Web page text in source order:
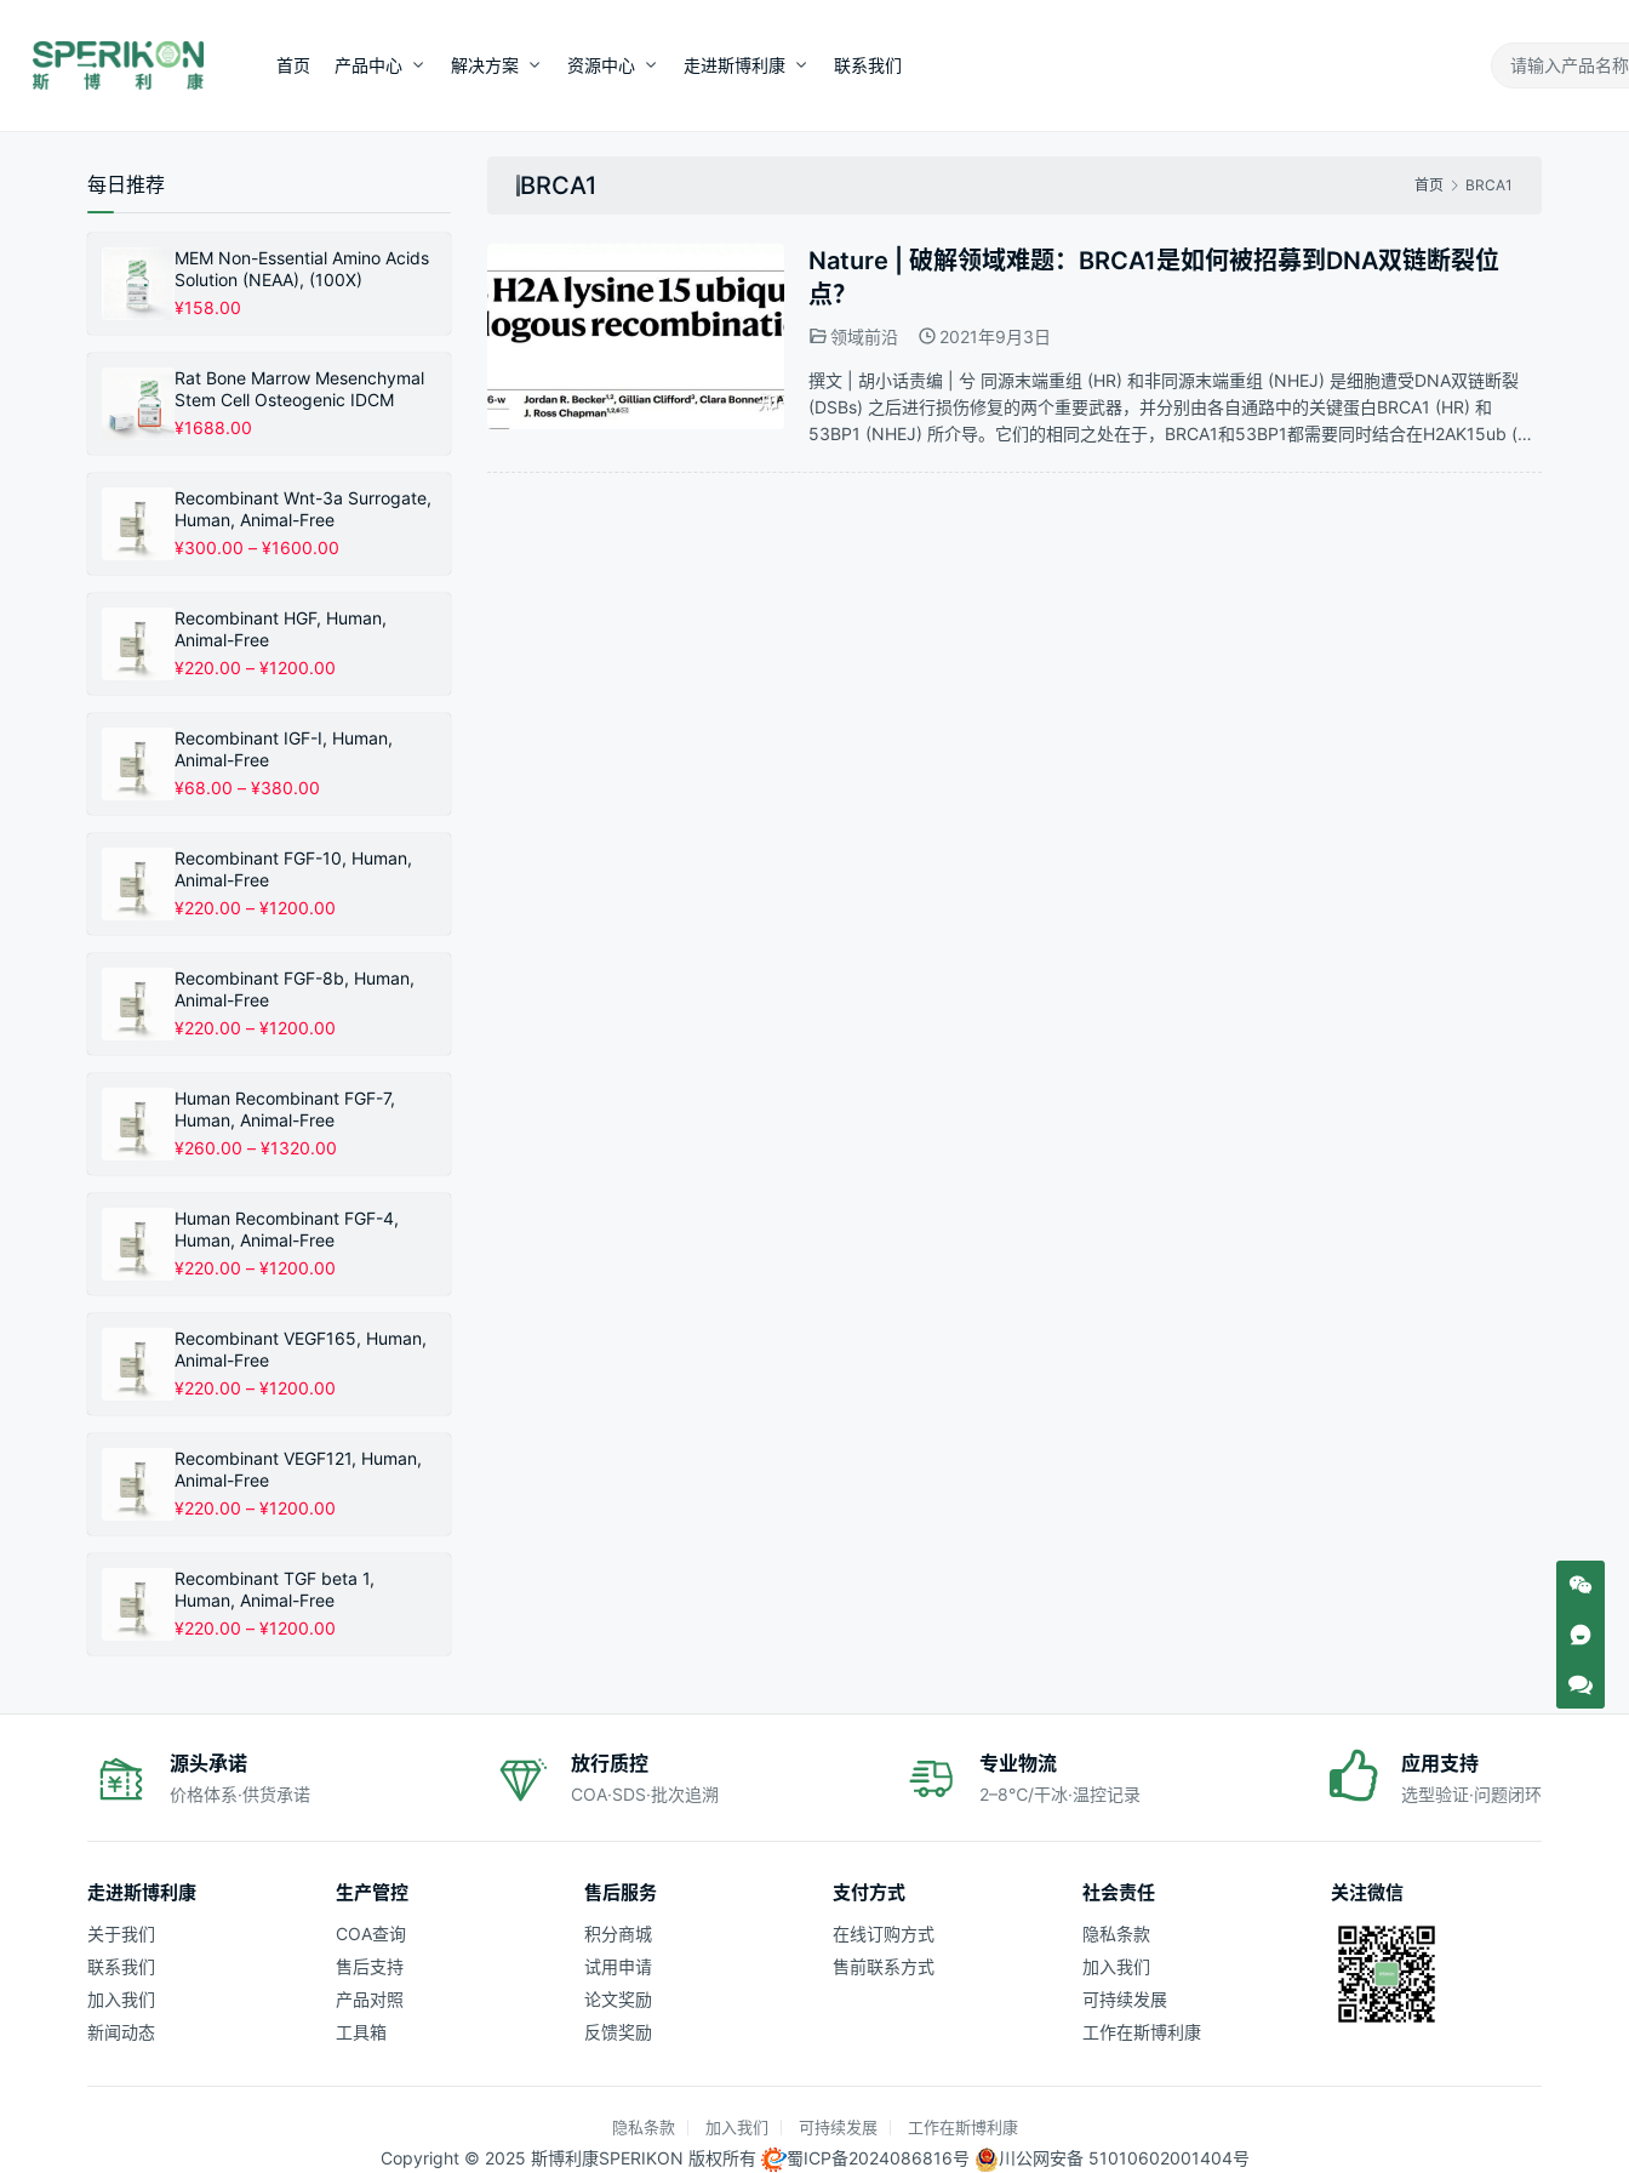
首页 产品中心 解决方案 资源中心 走进斯博利康 联系我们
BRCA1 首页 BRCA1
Nature | 破解领域难题：BRCA1是如何被招募到DNA双链断裂位
点？
领域前沿 2021年9月3日
撰文 | 胡小话责编 | 兮 同源末端重组 (HR) 和非同源末端重组 (NHEJ) 是细胞遭受DNA双链断裂
(DSBs) 之后进行损伤修复的两个重要武器，并分别由各自通路中的关键蛋白BRCA1 (HR) 和
53BP1 (NHEJ) 所介导。它们的相同之处在于，BRCA1和53BP1都需要同时结合在H2AK15ub (由
每日推荐
MEM Non-Essential Amino Acids
Solution (NEAA), (100X)
¥158.00
Rat Bone Marrow Mesenchymal
Stem Cell Osteogenic IDCM
¥1688.00
Recombinant Wnt-3a Surrogate,
Human, Animal-Free
¥300.00 – ¥1600.00
围：
¥300.00
Recombinant HGF, Human,
Animal-Free
¥220.00 – ¥1200.00
围：
¥220.00
Recombinant IGF-I, Human,
Animal-Free
¥68.00 – ¥380.00
围：
¥68.00
¥380.00
Recombinant FGF-10, Human,
Animal-Free
¥220.00 – ¥1200.00
围：
¥220.00
Recombinant FGF-8b, Human,
Animal-Free
¥220.00 – ¥1200.00
围：
¥220.00
¥1200.00
Human Recombinant FGF-7,
Human, Animal-Free
¥260.00 – ¥1320.00
围：
¥260.00
Human Recombinant FGF-4,
Human, Animal-Free
¥220.00 – ¥1200.00
围：
¥220.00
Recombinant VEGF165, Human,
Animal-Free
¥220.00 – ¥1200.00
围：
¥220.00
Recombinant VEGF121, Human,
Animal-Free
¥220.00 – ¥1200.00
围：
¥220.00
Recombinant TGF beta 1,
Human, Animal-Free
¥220.00 – ¥1200.00
¥220.00
源头承诺
价格体系·供货承诺
放行质控
COA·SDS·批次追溯
专业物流
2–8℃/干冰·温控记录
应用支持
选型验证·问题闭环
走进斯博利康
关于我们
联系我们
加入我们
新闻动态
生产管控
COA查询
售后支持
产品对照
工具箱
售后服务
积分商城
试用申请
论文奖励
反馈奖励
支付方式
在线订购方式
售前联系方式
社会责任
隐私条款
加入我们
可持续发展
工作在斯博利康
关注微信
隐私条款 加入我们 可持续发展 工作在斯博利康
Copyright © 2025 斯博利康SPERIKON 版权所有 蜀ICP备2024086816号 川公网安备 51010602001404号